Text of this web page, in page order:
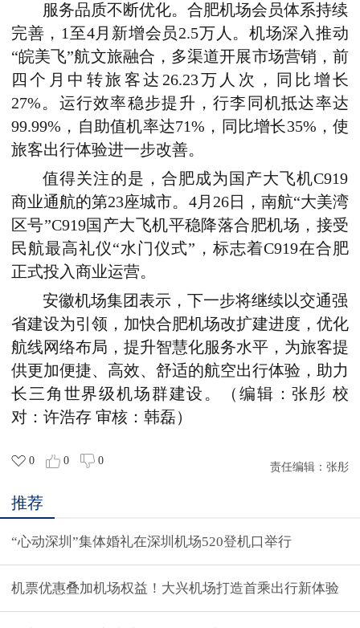
服务品质不断优化。合肥机场会员体系持续
完善，1至4月新增会员2.5万人。 机场深入推动
“皖美飞”航文旅融合，多渠道开展市场营销，前
四个月中转旅客达26.23万人次，同比增长
27%。运行效率稳步提升，行李同机抵达率达
99.99%，自助值机率达71%，同比增长35%， 使
旅客出行体验进一步改善。
值得关注的是，合肥成为 国产大飞机C919
商业通航的第23座城市。4月26日，南航“大美湾
区号”C919国产大飞机平稳降落合肥机场，接受
民航最高礼仪“水门仪式”，标志着C919在合肥
正式投入商业运营。
安徽机场集团表示，下一步将继续以交通强
省建设为引领，加快合肥机场改扩建进度，优化
航线网络布局，提升智慧化服务水平，为旅客提
供更加便捷、高效、舒适的航空出行体验，助力
长三角世界级机场群建设。（编辑：张彤 校
对：许浩存 审核：韩磊）
0 0 0
责任编辑： 张彤
推荐
“心动深圳”集体婚礼在深圳机场520登机口举行
机票优惠叠加机场权益！大兴机场打造首乘出行新体验